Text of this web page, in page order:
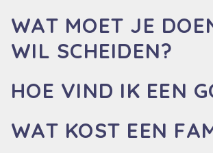
WAT MOET JE
WIL SCHEIDEN?
HOE VIND IK EEN
WAT KOST EEN